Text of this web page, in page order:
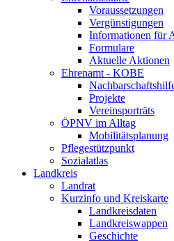
Voraussetzungen
Vergünstigungen
Informationen für
Formulare
Aktuelle Aktionen
Ehrenamt - KOBE
Projekte
Vereinsporträts
ÖPNV im Alltag
Mobilitätsplanung
Pflegestützpunkt
Sozialatlas
Landkreis
Landrat
Kurzinfo und Kreiskarte
Landkreisdaten
Landkreiswappen
Geschichte